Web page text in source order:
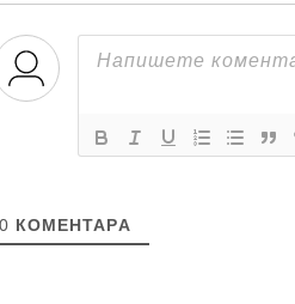
0 КОМЕНТАРA